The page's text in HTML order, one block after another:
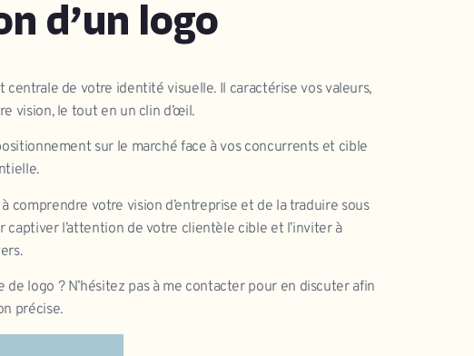
d’un logo
centrale de votre identité visuelle. Il caractérise vos valeurs,
vision, le tout en un clin d’œil.
sur le marché face à vos concurrents et cible
comprendre votre vision d’entreprise et de la traduire sous
captiver l’attention de votre clientèle cible et l’inviter à
de logo ? N’hésitez pas à me contacter pour en discuter afin
précise.